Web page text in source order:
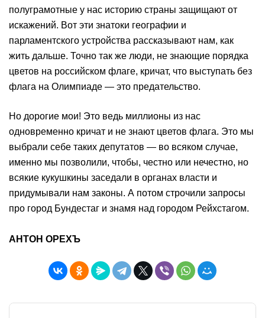
полуграмотные у нас историю страны защищают от
искажений. Вот эти знатоки географии и
парламентского устройства рассказывают нам, как
жить дальше. Точно так же люди, не знающие порядка
цветов на российском флаге, кричат, что выступать без
флага на Олимпиаде — это предательство.
Но дорогие мои! Это ведь миллионы из нас
одновременно кричат и не знают цветов флага. Это мы
выбрали себе таких депутатов — во всяком случае,
именно мы позволили, чтобы, честно или нечестно, но
всякие кукушкины заседали в органах власти и
придумывали нам законы. А потом строчили запросы
про город Бундестаг и знамя над городом Рейхстагом.
АНТОН ОРЕХЪ